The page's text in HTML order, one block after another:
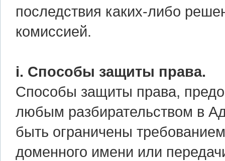
последствия каких-либо
комиссией.
i. Способы защиты права.
Способы защиты права,
любым разбирательством в
быть ограничены
доменного имени или